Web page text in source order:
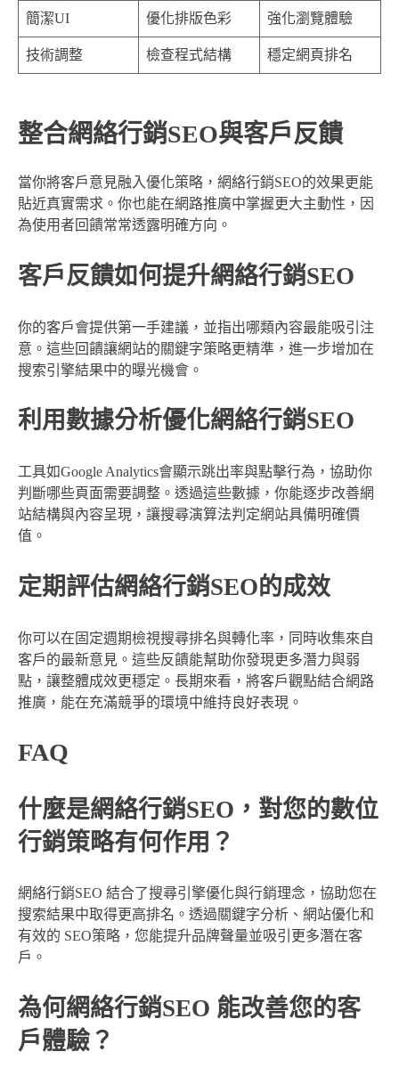
簡潔UI 優化排版色彩 強化瀏覽體驗
技術調整 檢查程式結構 穩定網頁排名
整合網絡行銷SEO與客戶反饋
當你將客戶意見融入優化策略，網絡行銷SEO的效果更能
貼近真實需求。你也能在網路推廣中掌握更大主動性，因
為使用者回饋常常透露明確方向。
客戶反饋如何提升網絡行銷SEO
你的客戶會提供第一手建議，並指出哪類內容最能吸引注
意。這些回饋讓網站的關鍵字策略更精準，進一步增加在
搜索引擎結果中的曝光機會。
利用數據分析優化網絡行銷SEO
工具如Google Analytics會顯示跳出率與點擊行為，協助你
判斷哪些頁面需要調整。透過這些數據，你能逐步改善網
站結構與內容呈現，讓搜尋演算法判定網站具備明確價
值。
定期評估網絡行銷SEO的成效
你可以在固定週期檢視搜尋排名與轉化率，同時收集來自
客戶的最新意見。這些反饋能幫助你發現更多潛力與弱
點，讓整體成效更穩定。長期來看，將客戶觀點結合網路
推廣，能在充滿競爭的環境中維持良好表現。
FAQ
什麼是網絡行銷SEO，對您的數位
行銷策略有何作用？
網絡行銷SEO 結合了搜尋引擎優化與行銷理念，協助您在
搜索結果中取得更高排名。透過關鍵字分析、網站優化和
有效的 SEO策略，您能提升品牌聲量並吸引更多潛在客
戶。
為何網絡行銷SEO 能改善您的客
戶體驗？